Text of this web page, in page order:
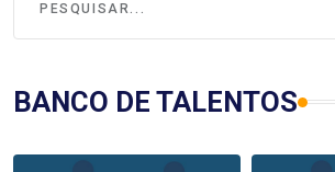
BANCO DE TALENTOS